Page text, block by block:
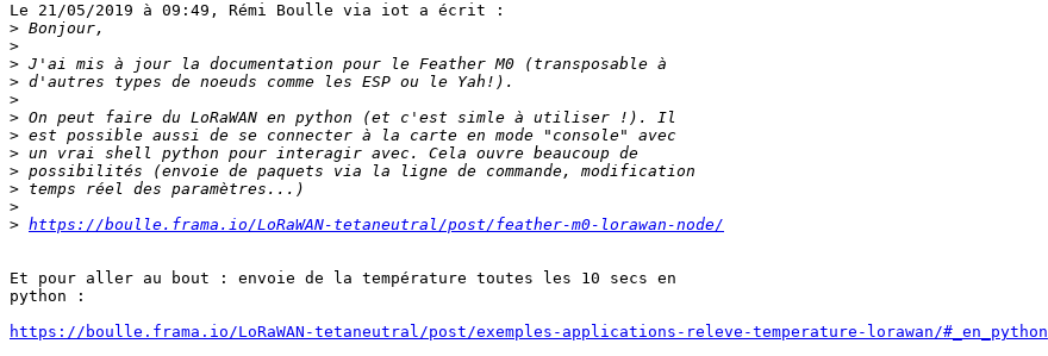
Le 21/05/2019 à 09:49, Rémi Boulle via iot a écrit :
>
>
>
>
>
>
>
>
>
>
>
> https://boulle.frama.io/LoRaWAN-tetaneutral/post/feather-m0-lorawan-node/
Et pour aller au bout : envoie de la température toutes les 10 secs en
python :
https://boulle.frama.io/LoRaWAN-tetaneutral/post/exemples-applications-releve-temperature-lorawan/#_en_python